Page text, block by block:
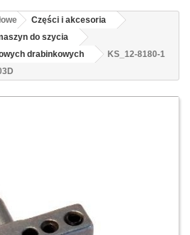
Części i akcesoria
do szycia
drabinkowych
KS_12-8180-1